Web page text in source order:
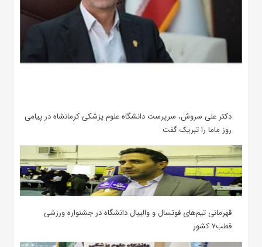
دکتر علی سروش، سرپرست دانشگاه علوم پزشکی کرمانشاه در پیامی
روز ماما را تبریک گفت
قهرمانی تیم‌های فوتسال و والیبال دانشگاه در جشنواره ورزشی
قطب۷ کشور